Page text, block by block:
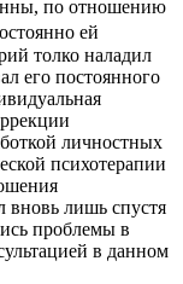
по отношению
ей
толко наладил
его постоянного
личностных
психотерапии
вновь лишь спустя
проблемы в
в данном